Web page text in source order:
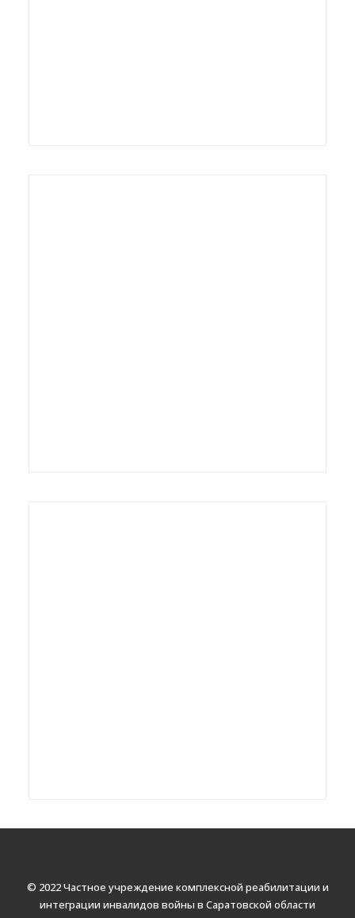
© 2022 Частное учреждение комплексной реабилитации и
интеграции инвалидов войны в Саратовской области